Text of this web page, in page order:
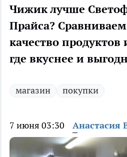
Чижик лучше
Прайса?
качество продуктов
где вкуснее и
магазин покупки
7 июня 03:30 Анастасия